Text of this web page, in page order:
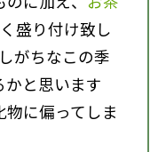
盛り付け致し
がちなこの季
と思います
に偏ってしま